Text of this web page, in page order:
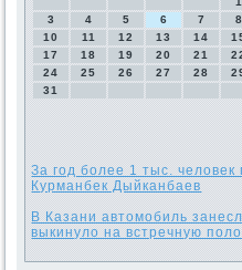
3
4 5 6 7 8
10
11 12 13 14
17
18 19 20 21
24
25 26 27 28
31
За год более 1 тыс. человек
Курманбек Дыйканбаев
В Казани автомобиль
выкинуло на встречную